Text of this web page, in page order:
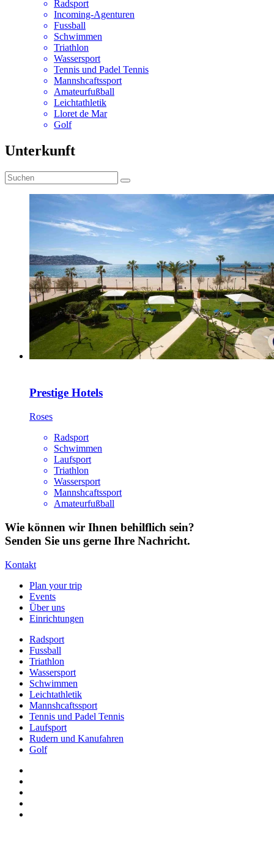
Radsport
Incoming-Agenturen
Fussball
Schwimmen
Triathlon
Wassersport
Tennis und Padel Tennis
Mannshcaftssport
Amateurfußball
Leichtathletik
Lloret de Mar
Golf
Unterkunft
Prestige Hotels
Roses
Radsport
Schwimmen
Laufsport
Triathlon
Wassersport
Mannshcaftssport
Amateurfußball
Wie können wir Ihnen behilflich sein?
Senden Sie uns gerne Ihre Nachricht.
Kontakt
Plan your trip
Events
Über uns
Einrichtungen
Radsport
Fussball
Triathlon
Wassersport
Schwimmen
Leichtathletik
Mannshcaftssport
Tennis und Padel Tennis
Laufsport
Rudern und Kanufahren
Golf